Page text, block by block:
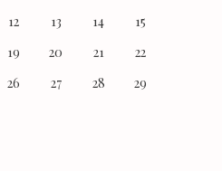
12 13 14
15
19 20 21
22
26 27 28
29